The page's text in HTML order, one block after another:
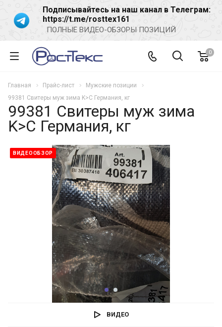
Подписывайтесь на наш канал в Телеграм:
https://t.me/rosttex161
ПОЛНЫЕ ВИДЕО-ОБЗОРЫ ПОЗИЦИЙ
0
Главная Прайс-лист
Мужские позиции
99381 Свитеры муж зима K>C Германия, кг
99381 Свитеры муж зима
K>C Германия, кг
ВИДЕООБЗОР
ВИДЕО